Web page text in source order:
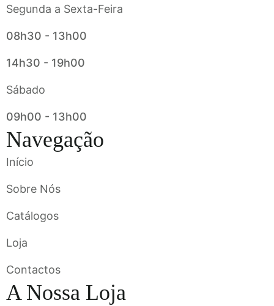
Segunda a Sexta-Feira
08h30 - 13h00
14h30 - 19h00
Sábado
09h00 - 13h00
Navegação
Início
Sobre Nós
Catálogos
Loja
Contactos
A Nossa Loja